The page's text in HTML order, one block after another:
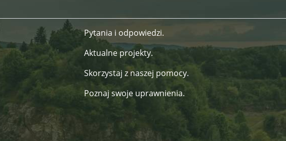
Pytania i odpowiedzi.
Aktualne projekty.
Skorzystaj z naszej pomocy.
Poznaj swoje uprawnienia.